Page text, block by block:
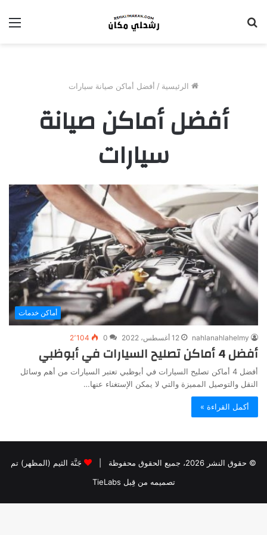
الرئيسية / أفضل أماكن صيانة سيارات
أفضل أماكن صيانة
سيارات
أماكن خدمات
nahlanahlahelmy 12 أغسطس، 2022 0 2٬104
أفضل 4 أماكن تصليح السيارات في أبوظبي
أفضل 4 أماكن تصليح السيارات في أبوظبي تعتبر السيارات من أهم وسائل
النقل والتوصيل المميزة والتي لا يمكن الإستغناء عنها…
أكمل القراءة »
© حقوق النشر 2026، جميع الحقوق محفوظة |
جَنَّة الثيم (المظهر) تم
تصميمه من قِبل TieLabs